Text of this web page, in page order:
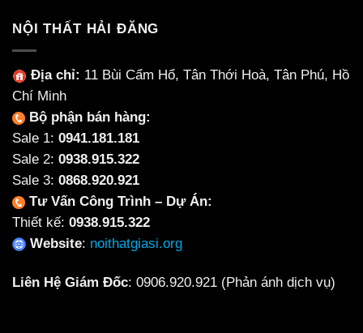
NỘI THẤT HẢI ĐĂNG
Địa chỉ: 11 Bùi Cẩm Hổ, Tân Thới Hoà, Tân Phú, Hồ
Chí Minh
Bộ phận bán hàng:
Sale 1: 0941.181.181
Sale 2: 0938.915.322
Sale 3: 0868.920.921
Tư Vấn Công Trình – Dự Án:
Thiết kế: 0938.915.322
Website: noithatgiasi.org
Liên Hệ Giám Đốc: 0906.920.921 (Phản ánh dịch vụ)